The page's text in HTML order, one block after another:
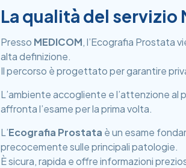
La qualità del servizio
Presso MEDICOM, l’Ecografia Prostata
alta definizione.
Il percorso è progettato per garantire
L’ambiente accogliente e l’attenzione
affronta l’esame per la prima volta.
L’Ecografia Prostata è un esame
precocemente sulle principali patologie.
È sicura, rapida e offre informazioni